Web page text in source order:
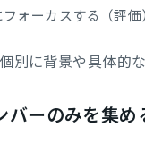
ォーカスする（評価
別に背景や具体的
バーのみを集め